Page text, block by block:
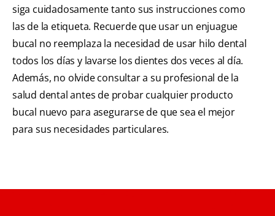
siga cuidadosamente tanto sus instrucciones como
las de la etiqueta. Recuerde que usar un enjuague
bucal no reemplaza la necesidad de usar hilo dental
todos los días y lavarse los dientes dos veces al día.
Además, no olvide consultar a su profesional de la
salud dental antes de probar cualquier producto
bucal nuevo para asegurarse de que sea el mejor
para sus necesidades particulares.